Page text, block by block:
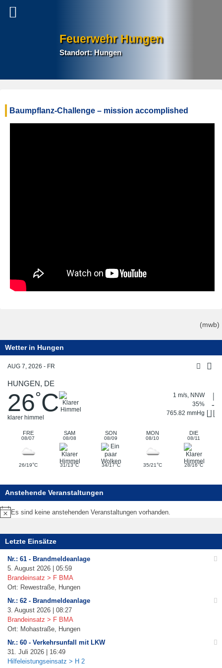
Feuerwehr Hungen
Standort: Hungen
Baumpflanz-Challenge – mission accomplished
(mwb)
Wetter in Hungen
AUG 7, 2026 - FR
HUNGEN, DE
26°C
klarer himmel
1 m/s, NNW
35%
765.82 mmHg
FRE
08/07
SAM
08/08
SON
08/09
MON
08/10
DIE
08/11
26/19°C 31/13°C 34/17°C 35/21°C 28/16°C
Anstehende Veranstaltungen
Hinweis
Es sind keine anstehenden Veranstaltungen vorhanden.
Letzte Einsätze
Nr.: 61 - Brandmeldeanlage
5. August 2026 | 05:59
Brandeinsatz > F BMA
Ort: Rewestraße, Hungen
Nr.: 62 - Brandmeldeanlage
3. August 2026 | 08:27
Brandeinsatz > F BMA
Ort: Mohastraße, Hungen
Nr.: 60 - Verkehrsunfall mit LKW
31. Juli 2026 | 16:49
Hilfeleistungseinsatz > H 2